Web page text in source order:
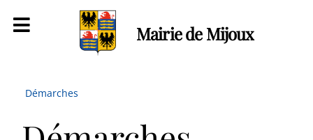
Mairie de Mijoux
Démarches